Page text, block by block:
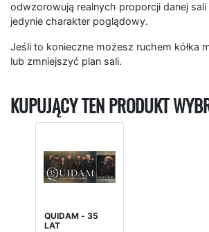
odwzorowują realnych proporcji danej sali
jedynie charakter poglądowy.
Jeśli to konieczne możesz ruchem kółka
lub zmniejszyć plan sali.
KUPUJĄCY TEN PRODUKT
QUIDAM - 35
LAT